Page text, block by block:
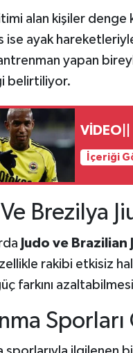
alan kişiler
ise ayak
yapan
belirtiliyor.
İçeriği
Ve Brezilya
Judo ve Brazilian
rakibi etkisiz
farkını